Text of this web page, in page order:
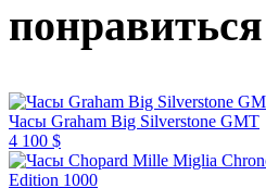
понравиться
Часы Graham Big Silverstone GMT
4 100 $